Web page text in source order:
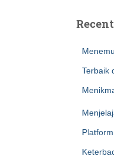
Terbaik